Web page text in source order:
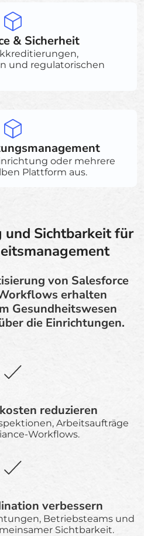
& Sicherheit
und regulatorischen
oder mehrere
Plattform aus.
Sichtbarkeit für
von Salesforce
erhalten
Gesundheitswesen
die Einrichtungen.
reduzieren
Arbeitsaufträge
Workflows.
verbessern
Betriebsteams und
Sichtbarkeit.